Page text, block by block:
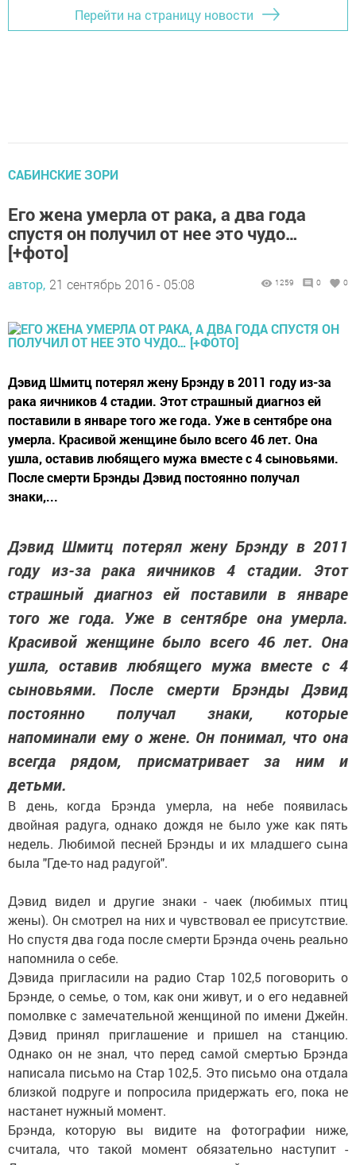
Перейти на страницу новости
САБИНСКИЕ ЗОРИ
Его жена умерла от рака, а два года
спустя он получил от нее это чудо…
[+фото]
автор, 21 сентябрь 2016 - 05:08 1259 0 0
Дэвид Шмитц потерял жену Брэнду в 2011 году из-за
рака яичников 4 стадии. Этот страшный диагноз ей
поставили в январе того же года. Уже в сентябре она
умерла. Красивой женщине было всего 46 лет. Она
ушла, оставив любящего мужа вместе с 4 сыновьями.
После смерти Брэнды Дэвид постоянно получал
знаки,...
Дэвид Шмитц потерял жену Брэнду в 2011
году из-за рака яичников 4 стадии. Этот
страшный диагноз ей поставили в январе
того же года. Уже в сентябре она умерла.
Красивой женщине было всего 46 лет. Она
ушла, оставив любящего мужа вместе с 4
сыновьями. После смерти Брэнды Дэвид
постоянно получал знаки, которые
напоминали ему о жене. Он понимал, что она
всегда рядом, присматривает за ним и
детьми.
В день, когда Брэнда умерла, на небе появилась
двойная радуга, однако дождя не было уже как пять
недель. Любимой песней Брэнды и их младшего сына
была "Где-то над радугой".
Дэвид видел и другие знаки - чаек (любимых птиц
жены). Он смотрел на них и чувствовал ее присутствие.
Но спустя два года после смерти Брэнда очень реально
напомнила о себе.
Дэвида пригласили на радио Стар 102,5 поговорить о
Брэнде, о семье, о том, как они живут, и о его недавней
помолвке с замечательной женщиной по имени Джейн.
Дэвид принял приглашение и пришел на станцию.
Однако он не знал, что перед самой смертью Брэнда
написала письмо на Стар 102,5. Это письмо она отдала
близкой подруге и попросила придержать его, пока не
настанет нужный момент.
Брэнда, которую вы видите на фотографии ниже,
считала, что такой момент обязательно наступит -